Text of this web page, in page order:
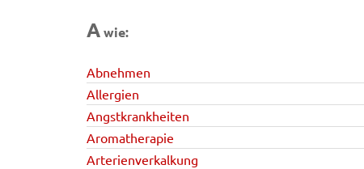
Awie:
Abnehmen
Allergien
Angstkrankheiten
Aromatherapie
Arterienverkalkung